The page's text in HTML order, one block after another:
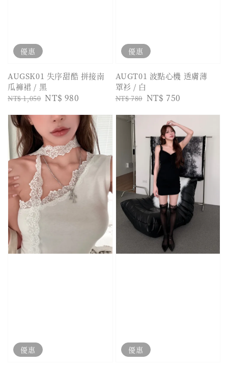
優惠
AUGSK01 失序甜酷 拼接南
瓜褲裙 / 黑
Regular
NT$ 1,050 Sale
NT$ 980
優惠
AUGT01 波點心機 透膚薄
罩衫 / 白
Regular
NT$ 780 Sale
NT$ 750
優惠 優惠